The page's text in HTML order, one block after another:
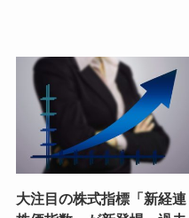
大注目の株式指標「新経連